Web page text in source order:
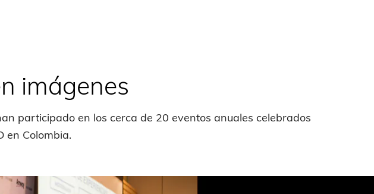
imágenes
participado en los cerca de 20 eventos anuales celebrados
en Colombia.